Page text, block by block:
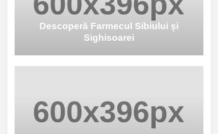
Descoperă Farmecul Sibiului și
Sighisoarei